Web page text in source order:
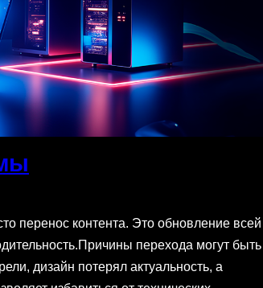
перенос контента. Это обновление всей
перехода могут быть
дизайн потерял актуальность, а